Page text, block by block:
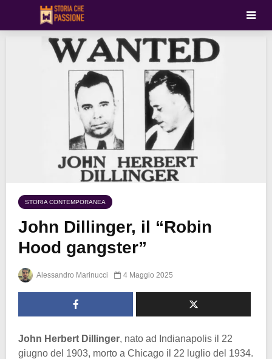
STORIA CONTEMPORANEA
John Dillinger, il “Robin
Hood gangster”
Alessandro Marinucci 4 Maggio 2025
John Herbert Dillinger, nato ad Indianapolis il 22
giugno del 1903, morto a Chicago il 22 luglio del 1934.